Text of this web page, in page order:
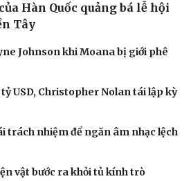
Hàn Quốc quảng bá lễ hội
Tây
Johnson khi Moana bị giới phê
USD, Christopher Nolan tái lập kỳ
trách nhiệm để ngăn âm nhạc lệch
vật bước ra khỏi tủ kính trò